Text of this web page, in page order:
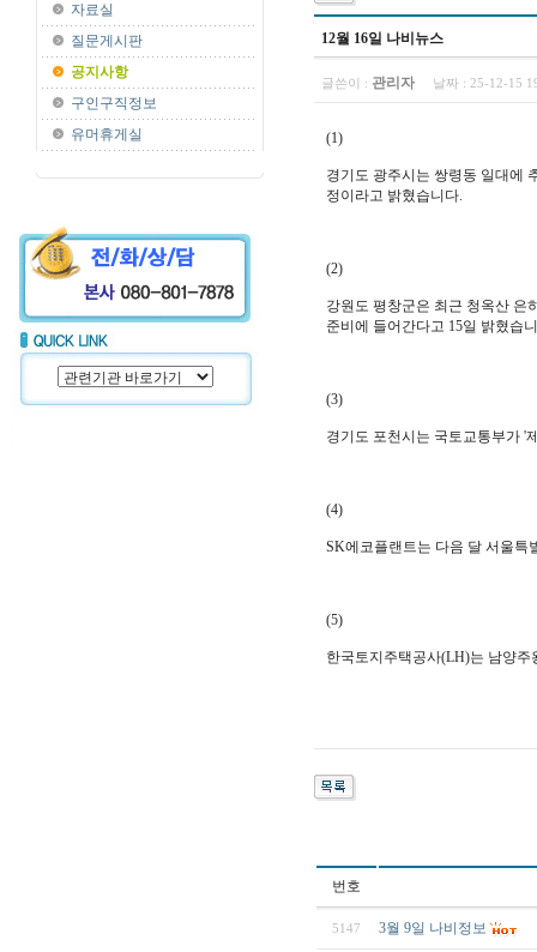
자료실
질문게시판
공지사항
구인구직정보
유머휴게실
12월 16일 나비뉴스
글쓴이 : 관리자 날짜 : 25-12-15
(1)
경기도 광주시는 쌍령동 일대에
정이라고 밝혔습니다.
(2)
강원도 평창군은 최근 청옥산 은
준비에 들어간다고 15일 밝혔습
(3)
경기도 포천시는 국토교통부가 '
(4)
SK에코플랜트는 다음 달 서울특
(5)
한국토지주택공사(LH)는 남양
번호
5147 3월 9일 나비정보